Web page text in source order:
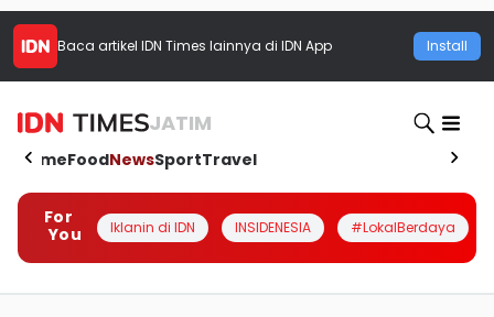
Baca artikel IDN Times lainnya di IDN App Install
JATIM
HomeFoodNewsSportTravel
For
You
Iklanin di IDN INSIDENESIA #LokalBerdaya